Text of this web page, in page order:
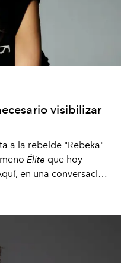
visibilizar
a la rebelde "Rebeka"
Élite que hoy
en una conversación